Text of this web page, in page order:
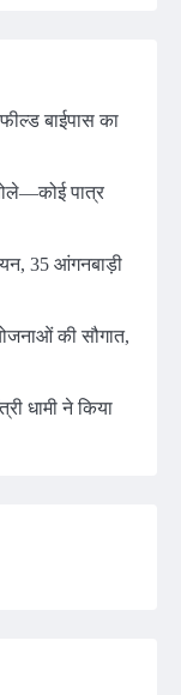
बाईपास का
पात्र
35 आंगनबाड़ी
की सौगात,
धामी ने किया